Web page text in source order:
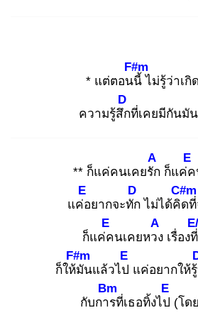
* แต่ตอนนี้
F#m
ไม่รู้ว่าเกิ
ความรู้สึก
D
ที่เคยมีกันมั
** ก็แค่คนเคยรัก
A
ก็แค่ค
E
แค่อ
E
ยากจะทัก
D
ไม่ได้คิด
C#m
ก็แค่ค
E
นเคยหวง
A
เรื่อง
ก็ให้มั
F#m
นแล้วไป
E
แค่อยากให้
กับการ
Bm
ที่เธอทิ้งไป
E
(โด